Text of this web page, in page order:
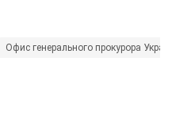
Офис генерального прокурора